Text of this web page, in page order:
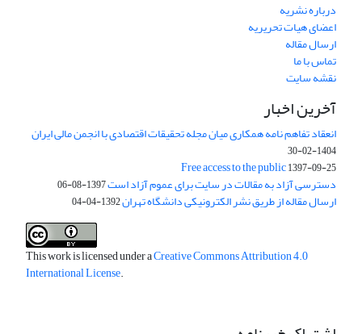
درباره نشریه
اعضای هیات تحریریه
ارسال مقاله
تماس با ما
نقشه سایت
آخرین اخبار
انعقاد تفاهم نامه همکاری میان مجله تحقیقات اقتصادی با انجمن مالی ایران
1404-02-30
Free access to the public1397-09-25
دسترسی آزاد به مقالات در سایت برای عموم آزاد است1397-08-06
ارسال مقاله از طریق نشر الکترونیکی دانشگاه تهران1392-04-04
This work is licensed under aCreative Commons Attribution 4.0
International License.